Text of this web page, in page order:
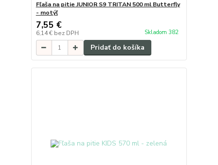
Fľaša na pitie JUNIOR S9 TRITAN 500 ml Butterfly
- motýľ
7,55 €
6,14 € bez DPH Skladom 382
Pridať do košíka